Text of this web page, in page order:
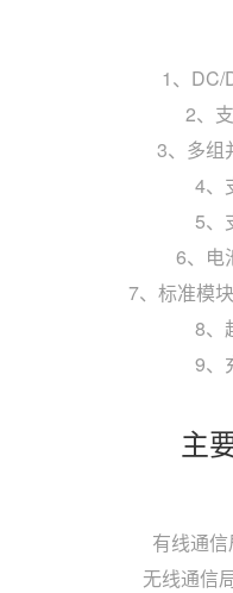
1、DC/
2、
3、多组
4、
5、
6、电
7、标准模
8、
9、
主
有线通
无线通信